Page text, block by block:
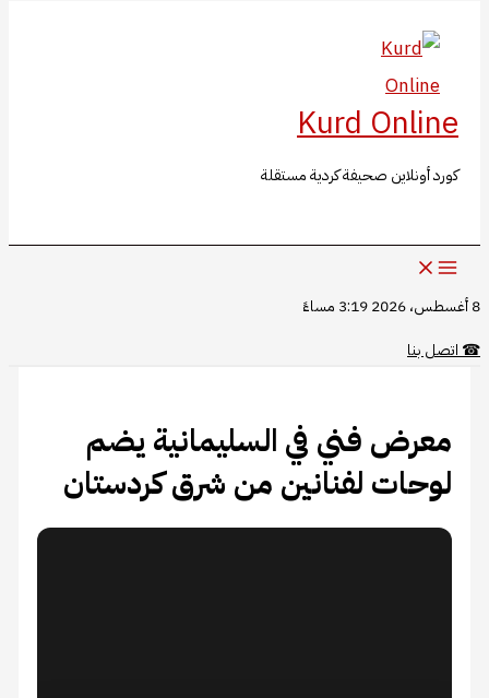
المحتوى
Kurd Online
كورد أونلاين صحيفة كردية مستقلة
8 أغسطس، 2026 3:19 مساءً
☎اتصل بنا
معرض فني في السليمانية يضم
لوحات لفنانين من شرق كردستان